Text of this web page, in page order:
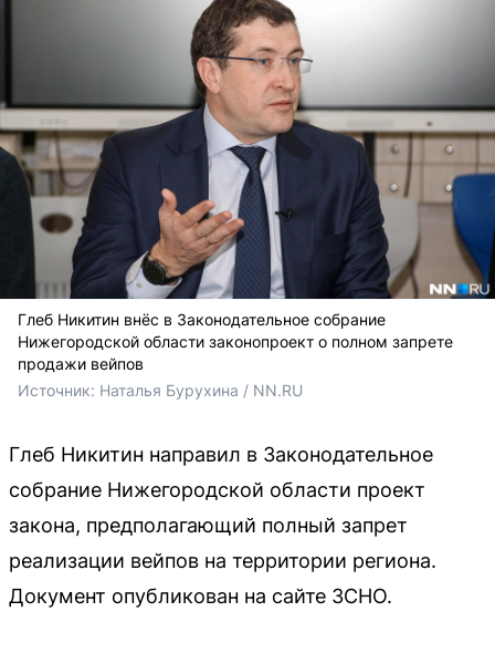
Глеб Никитин внёс в Законодательное собрание
Нижегородской области законопроект о полном запрете
продажи вейпов
Источник: Наталья Бурухина / NN.RU
Глеб Никитин направил в Законодательное
собрание Нижегородской области проект
закона, предполагающий полный запрет
реализации вейпов на территории региона.
Документ опубликован на сайте ЗСНО.